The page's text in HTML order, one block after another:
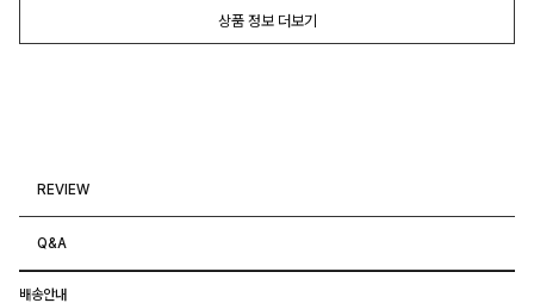
상품 정보 더보기
REVIEW
Q&A
배송안내